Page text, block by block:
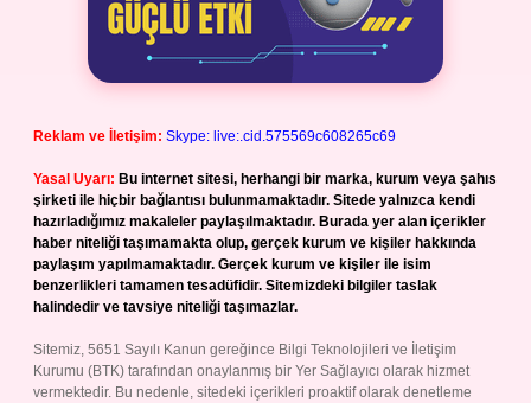
Reklam ve İletişim: Skype: live:.cid.575569c608265c69
Yasal Uyarı: Bu internet sitesi, herhangi bir marka, kurum veya şahıs
şirketi ile hiçbir bağlantısı bulunmamaktadır. Sitede yalnızca kendi
hazırladığımız makaleler paylaşılmaktadır. Burada yer alan içerikler
haber niteliği taşımamakta olup, gerçek kurum ve kişiler hakkında
paylaşım yapılmamaktadır. Gerçek kurum ve kişiler ile isim
benzerlikleri tamamen tesadüfidir. Sitemizdeki bilgiler taslak
halindedir ve tavsiye niteliği taşımazlar.
Sitemiz, 5651 Sayılı Kanun gereğince Bilgi Teknolojileri ve İletişim
Kurumu (BTK) tarafından onaylanmış bir Yer Sağlayıcı olarak hizmet
vermektedir. Bu nedenle, sitedeki içerikleri proaktif olarak denetleme